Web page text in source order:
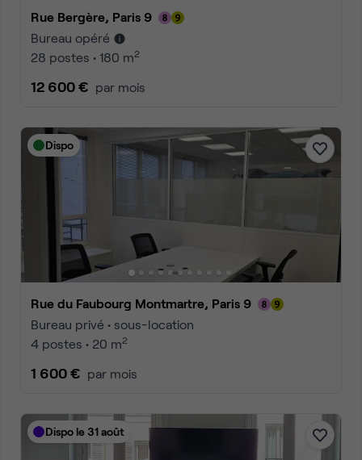
Rue Bergère, Paris 9
Bureau opéré
28 postes • 180 m2
12 600 € par mois
Dispo
Rue du Faubourg Montmartre, Paris 9
Bureau privé • sous-location
4 postes • 20 m2
1 600 € par mois
Dispo le 31 août